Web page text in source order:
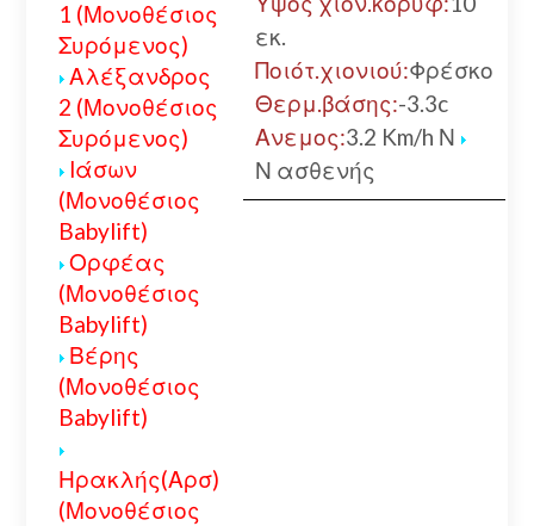
1 (Μονοθέσιος
Συρόμενος)
Αλέξανδρος
2 (Μονοθέσιος
Συρόμενος)
Ιάσων
(Μονοθέσιος
Babylift)
Ορφέας
(Μονοθέσιος
Babylift)
Βέρης
(Μονοθέσιος
Babylift)
Ηρακλής(Αρσ)
(Μονοθέσιος
εκ.
Ποιότ.χιονιού:Φρέσκο
Θερμ.βάσης:-3.3c
Ανεμος:3.2 Km/h Ν
Ν ασθενής